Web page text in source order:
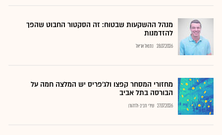
מנהל ההשקעות שבטוח: זה הסקטור החבוט שהפך
להזדמנות
28.07.2026 נתנאל אריאל
מחזורי המסחר קפצו ולג'פריס יש המלצה חמה על
הבורסה בתל אביב
27.07.2026 שירי חביב-ולדהורן